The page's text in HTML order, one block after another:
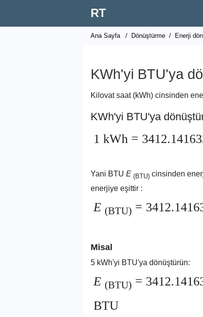
RT
Ana Sayfa / Dönüştürme / Enerji
KWh'yi BTU'ya
Kilovat saat (kWh) cinsinden
KWh'yi BTU'ya
1 kWh =
Yani BTU E (BTU) cinsinden
enerjiye eşittir :
E (BTU) =
Misal
5 kWh'yi BTU'ya dönüştürün:
E (BTU) =
BTU